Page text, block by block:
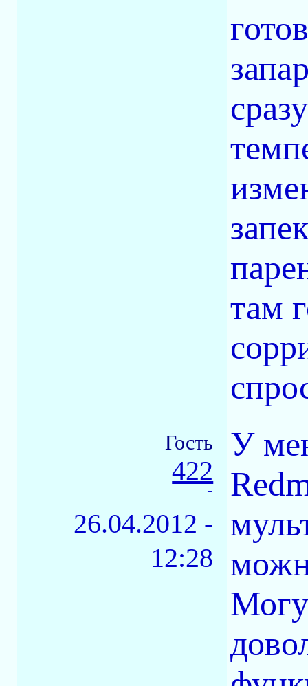
там
Гость
422
-
26.04.2012 -
12:28
У